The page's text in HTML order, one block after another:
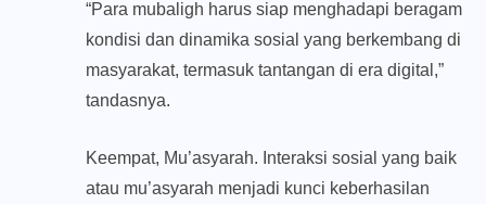
“Para mubaligh harus siap menghadapi beragam
kondisi dan dinamika sosial yang berkembang di
masyarakat, termasuk tantangan di era digital,”
tandasnya.
Keempat, Mu’asyarah. Interaksi sosial yang baik
atau mu’asyarah menjadi kunci keberhasilan